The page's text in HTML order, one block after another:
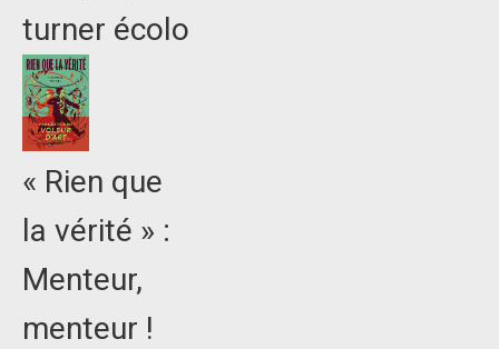
turner écolo
« Rien que
la vérité » :
Menteur,
menteur !